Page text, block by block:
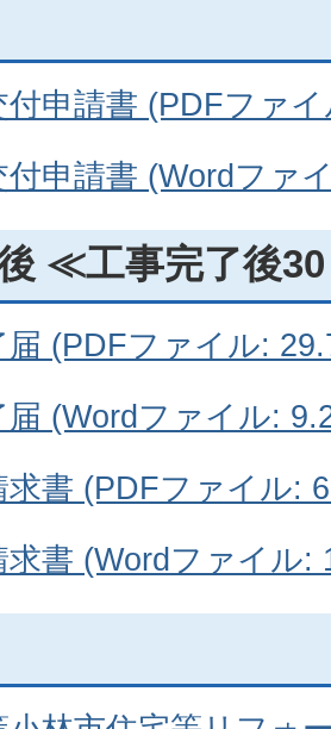
付申請書 (PDFファ
付申請書 (Wordファ
≪工事完了後
届 (PDFファイル:
届 (Wordファイル:
求書 (PDFファイル:
求書 (Wordファイル: